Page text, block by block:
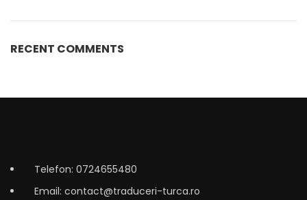
RECENT COMMENTS
Telefon: 0724655480
Email: contact@traduceri-turca.ro